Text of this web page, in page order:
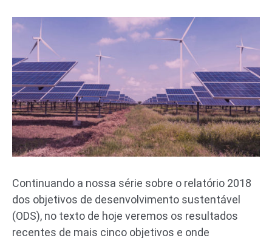
Continuando a nossa série sobre o relatório 2018
dos objetivos de desenvolvimento sustentável
(ODS), no texto de hoje veremos os resultados
recentes de mais cinco objetivos e onde